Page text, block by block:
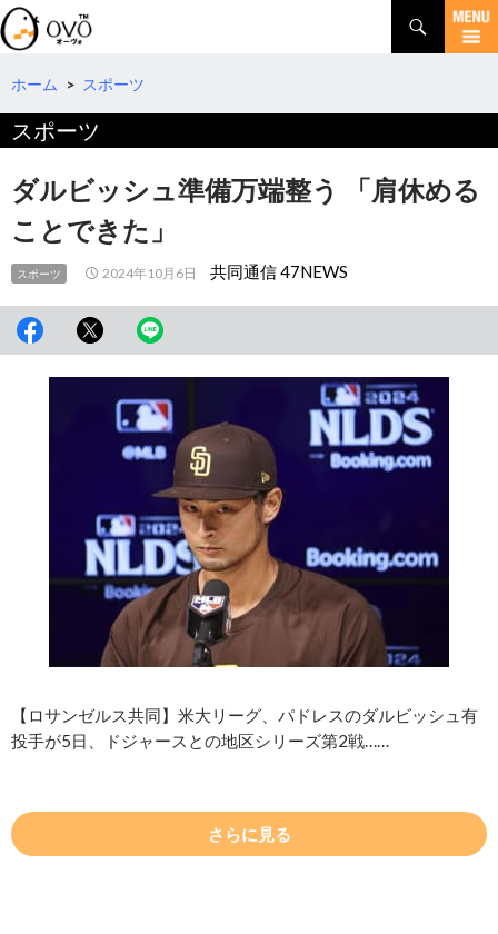
検
索
コ
テ
へ
ホーム > スポーツ
スポーツ
ダルビッシュ準備万端整う 「肩休める
ことできた」
スポーツ 2024年10月6日 共同通信 47NEWS
【ロサンゼルス共同】米大リーグ、パドレスのダルビッシュ有
投手が5日、ドジャースとの地区シリーズ第2戦……
さらに見る